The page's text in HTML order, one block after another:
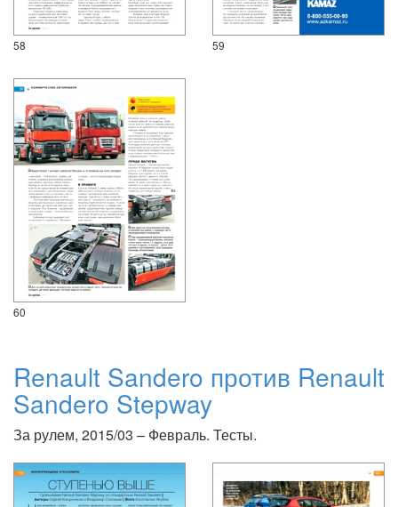
58 59
60
Renault Sandero против Renault
Sandero Stepway
За рулем, 2015/03 – Февраль. Тесты.